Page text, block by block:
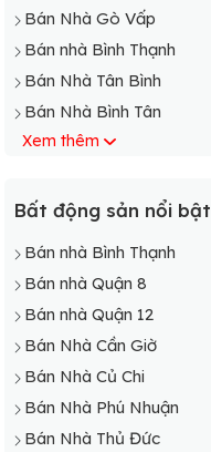
Bán Nhà Gò Vấp
Bán nhà Bình Thạnh
Bán Nhà Tân Bình
Bán Nhà Bình Tân
Bán Nhà Phú Nhuận
Bán Nhà Cần Giờ
Bán Nhà Hóc Môn
Bán Nhà Nhà Bè
Bán Nhà Thủ Đức
Bán Nhà Tân Phú
Xem thêm
Bất động sản nổi bật
Bán nhà Bình Thạnh
Bán nhà Quận 8
Bán nhà Quận 12
Bán Nhà Cần Giờ
Bán Nhà Củ Chi
Bán Nhà Phú Nhuận
Bán Nhà Thủ Đức